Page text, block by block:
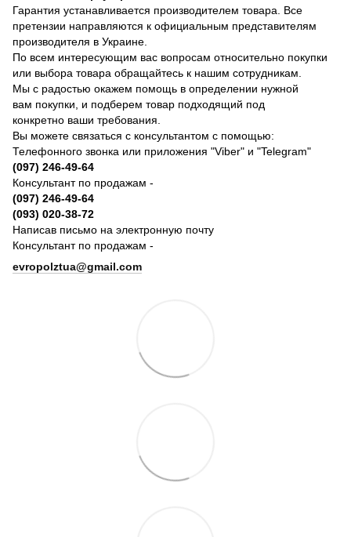
Гарантия устанавливается производителем товара. Все
претензии направляются к официальным представителям
производителя в Украине.
По всем интересующим вас вопросам относительно покупки
или выбора товара обращайтесь к нашим сотрудникам.
Мы с радостью окажем помощь в определении нужной
вам покупки, и подберем товар подходящий под
конкретно ваши требования.
Вы можете связаться с консультантом с помощью:
Телефонного звонка или приложения "Viber" и "Telegram"
(097) 246-49-64
Консультант по продажам -
(097) 246-49-64
(093) 020-38-72
Написав письмо на электронную почту
Консультант по продажам -
evropolztua@gmail.com